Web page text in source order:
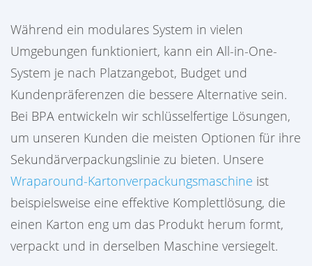
Während ein modulares System in vielen
Umgebungen funktioniert, kann ein All-in-One-
System je nach Platzangebot, Budget und
Kundenpräferenzen die bessere Alternative sein.
Bei BPA entwickeln wir schlüsselfertige Lösungen,
um unseren Kunden die meisten Optionen für ihre
Sekundärverpackungslinie zu bieten. Unsere
Wraparound-Kartonverpackungsmaschine ist
beispielsweise eine effektive Komplettlösung, die
einen Karton eng um das Produkt herum formt,
verpackt und in derselben Maschine versiegelt.